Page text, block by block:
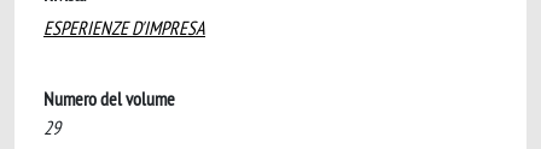
ESPERIENZE D'IMPRESA
Numero del volume
29